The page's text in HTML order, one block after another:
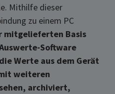
Mithilfe dieser
zu einem PC
mitgelieferten Basis
Software
Werte aus dem Gerät
weiteren
archiviert,